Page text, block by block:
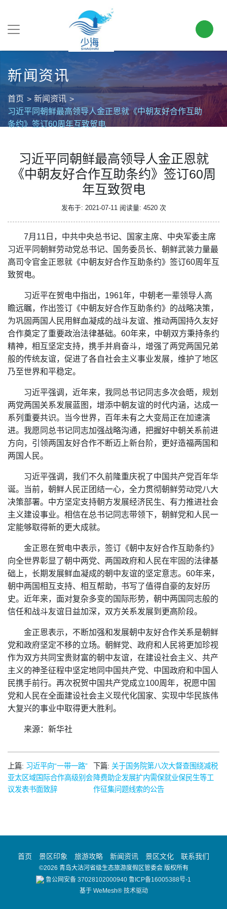
新闻资讯
首页
新闻资讯
习近平同朝鲜最高领导人金正恩就《中朝友好合作互助
条约》签订60周年互致贺电
习近平同朝鲜最高领导人金正恩就
《中朝友好合作互助条约》签订60周
年互致贺电
发布于: 2021-07-11 阅读量: 4520 次
7月11日，中共中央总书记、国家主席、中央军委主席
习近平同朝鲜劳动党总书记、国务委员长、朝鲜武装力量最
高司令官金正恩就《中朝友好合作互助条约》签订60周年互
致贺电。
习近平在贺电中指出，1961年，中朝老一辈领导人高
瞻远瞩，作出签订《中朝友好合作互助条约》的战略决策，
为巩固两国人民用鲜血凝成的战斗友谊、推动两国持久友好
合作奠定了重要政治法律基础。60年来，中朝双方秉持条约
精神，相互坚定支持，携手并肩奋斗，增强了两党两国兄弟
般的传统友谊，促进了各自社会主义事业发展，维护了地区
乃至世界和平稳定。
习近平强调，近年来，我同总书记同志多次会晤，规划
两党两国关系发展蓝图，增添中朝友谊的时代内涵，达成一
系列重要共识。当今世界，百年未有之大变局正在加速演
进。我愿同总书记同志加强战略沟通，把握好中朝关系前进
方向，引领两国友好合作不断迈上新台阶，更好造福两国和
两国人民。
习近平强调，我们不久前隆重庆祝了中国共产党百年华
诞。当前，朝鲜人民正团结一心，全力贯彻朝鲜劳动党八大
决策部署。中方坚定支持朝方发展经济民生、有力推进社会
主义建设事业。相信在总书记同志带领下，朝鲜党和人民一
定能够取得新的更大成就。
金正恩在贺电中表示，签订《朝中友好合作互助条约》
向全世界彰显了朝中两党、两国政府和人民在牢固的法律基
础上，长期发展鲜血凝成的朝中友谊的坚定意志。60年来，
朝中两国相互支持、相互帮助，书写了值得自豪的友好历
史。近年来，面对复杂多变的国际形势，朝中两国同志般的
信任和战斗友谊日益加深，双方关系发展到更高阶段。
金正恩表示，不断加强和发展朝中友好合作关系是朝鲜
党和政府坚定不移的立场。朝鲜党、政府和人民将更加珍视
作为双方共同宝贵财富的朝中友谊，在建设社会主义、共产
主义的神圣征程中坚定地同中国共产党、中国政府和中国人
民携手前行。再次祝贺中国共产党成立100周年，祝愿中国
党和人民在全面建设社会主义现代化国家、实现中华民族伟
大复兴的事业中取得更大胜利。
来源：新华社
上篇: 习近平向“一带一路”
亚太区域国际合作高级别会
议发表书面致辞
下篇: 关于国务院第八次大督查围绕减税
降费助企发展扩内需保就业保民生等工
作征集问题线索的公告
首页 景区印象 旅游攻略 新闻资讯 景区文化 联系我们
©2026 青岛大沽河省级生态旅游度假区管委会 版权所有
鲁公网安备 37028102000940 鲁ICP备16005388号-1
基于 WeMesh® 技术驱动